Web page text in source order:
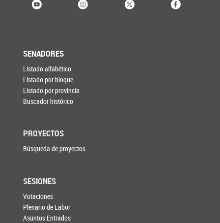
SENADORES
Listado alfabético
Listado por bloque
Listado por provincia
Buscador histórico
PROYECTOS
Búsqueda de proyectos
SESIONES
Votaciones
Plenario de Labor
Asuntos Entrados